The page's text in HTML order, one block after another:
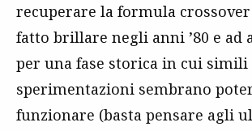
recuperare la formula
fatto brillare negli anni ’80 e ad
per una fase storica in cui simili
sperimentazioni sembrano
funzionare (basta pensare agli